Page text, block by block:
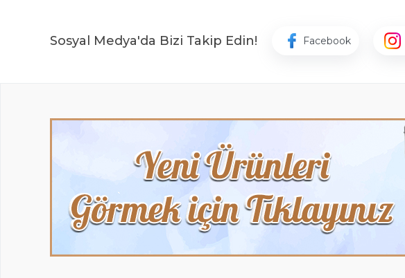
Sosyal Medya'da Bizi Takip Edin! Facebook